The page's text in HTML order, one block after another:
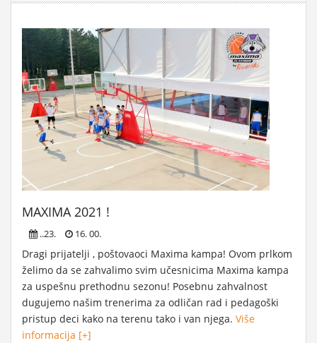
MAXIMA 2021 !
..23. 16. 00.
Dragi prijatelji , poštovaoci Maxima kampa! Ovom prlkom
želimo da se zahvalimo svim učesnicima Maxima kampa
za uspešnu prethodnu sezonu! Posebnu zahvalnost
dugujemo našim trenerima za odličan rad i pedagoški
pristup deci kako na terenu tako i van njega. Više
informacija [+]